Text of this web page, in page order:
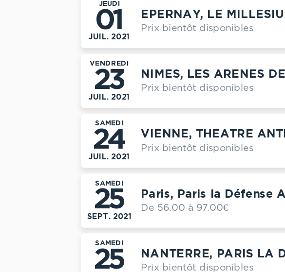
JEUDI
01
JUIL. 2021
EPERNAY, LE
Prix bientôt disponibles
VENDREDI
23
JUIL. 2021
NIMES, LES ARENES
Prix bientôt disponibles
SAMEDI
24
JUIL. 2021
VIENNE, THEATRE
Prix bientôt disponibles
SAMEDI
25
SEPT. 2021
Paris, Paris la Défense
De 56.00 à 97.00€
SAMEDI
25 NANTERRE, PARIS LA
Prix bientôt disponibles